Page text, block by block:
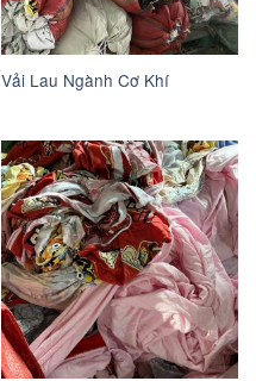
Vải Lau Ngành Cơ Khí